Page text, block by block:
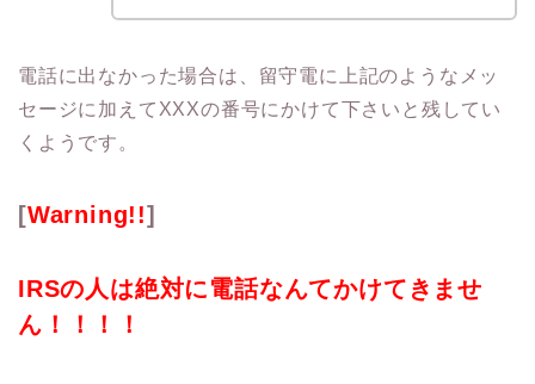
電話に出なかった場合は、留守電に上記のようなメッ
セージに加えてXXXの番号にかけて下さいと残してい
くようです。
[Warning!!]
IRSの人は絶対に電話なんてかけてきませ
ん！！！！